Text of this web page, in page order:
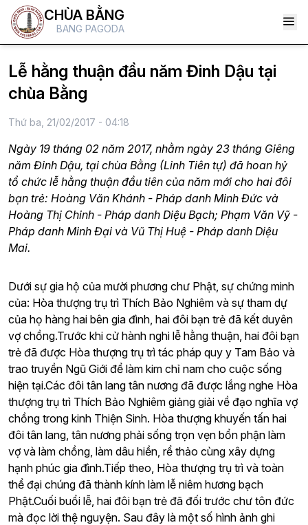
CHÙA BẰNG
BANG PAGODA
Lễ hằng thuận đầu năm Đinh Dậu tại
chùa Bằng
Thứ ba, 21/02/2017 - 04:18
Ngày 19 tháng 02 năm 2017, nhằm ngày 23 tháng Giêng
năm Đinh Dậu, tại chùa Bằng (Linh Tiên tự) đã hoan hỷ
tổ chức lễ hằng thuận đầu tiên của năm mới cho hai đôi
bạn trẻ: Hoàng Văn Khánh - Pháp danh Minh Đức và
Hoàng Thị Chinh - Pháp danh Diệu Bạch; Phạm Văn Vỹ -
Pháp danh Minh Đại và Vũ Thị Huệ - Pháp danh Diệu
Mai.
Dưới sự gia hộ của mười phương chư Phật, sự chứng minh
của: Hòa thượng trụ trì Thích Bảo Nghiêm và sự tham dự
của họ hàng hai bên gia đình, hai đôi bạn trẻ đã kết duyên
vợ chồng.Trước khi cử hành nghi lễ hằng thuận, hai đôi bạn
trẻ đã được Hòa thượng trụ trì tác pháp quy y Tam Bảo và
trao truyền Ngũ Giới để làm kim chỉ nam cho cuộc sống
hiện tại.Các đôi tân lang tân nương đã được lắng nghe Hòa
thượng trụ trì Thích Bảo Nghiêm giảng giải về đạo nghĩa vợ
chồng trong kinh Thiện Sinh. Hòa thượng khuyến tấn hai
đôi tân lang, tân nương phải sống trọn vẹn bổn phận làm
vợ và làm chồng, làm dâu hiền, rể thảo cùng xây dựng
hạnh phúc gia đình.Tiếp theo, Hòa thượng trụ trì và toàn
thể đại chúng đã thành kính làm lễ niêm hương bạch
Phật.Cuối buổi lễ, hai đôi bạn trẻ đã đối trước chư tôn đức
mà đọc lời thệ nguyện. Sau đây là một số hình ảnh ghi